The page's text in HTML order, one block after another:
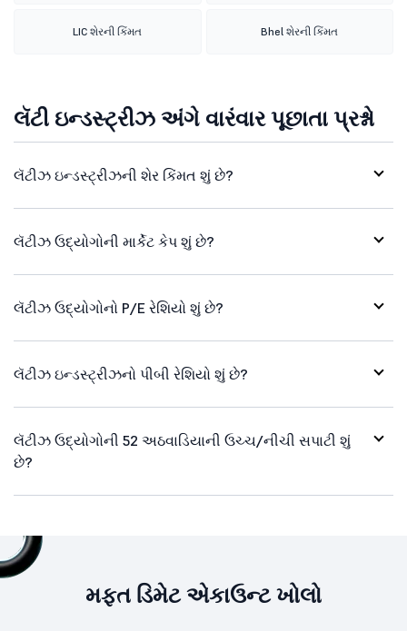
LIC શેરની કિંમત Bhel શેરની કિંમત
લૅટી ઇન્ડસ્ટ્રીઝ અંગે વારંવાર પૂછાતા પ્રશ્નો
લૅટીઝ ઇન્ડસ્ટ્રીઝની શેર કિંમત શું છે?
લૅટીઝ ઉદ્યોગોની માર્કેટ કેપ શું છે?
લૅટીઝ ઉદ્યોગોનો P/E રેશિયો શું છે?
લૅટીઝ ઇન્ડસ્ટ્રીઝનો પીબી રેશિયો શું છે?
લૅટીઝ ઉદ્યોગોની 52 અઠવાડિયાની ઉચ્ચ/નીચી સપાટી શું
છે?
મફત ડિમેટ એકાઉન્ટ ખોલો